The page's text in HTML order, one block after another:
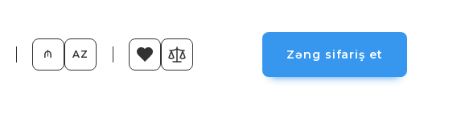
₼ AZ Zəng sifariş et